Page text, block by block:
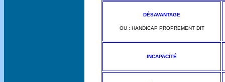
DÉSAVANTAGE
OU : HANDICAP PROPREMENT DIT
INCAPACITÉ